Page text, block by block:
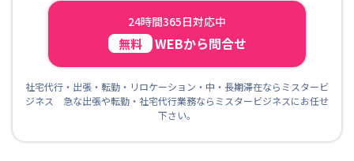
24時間365日対応中
無料 WEBから問合せ
社宅代行・出張・転勤・リロケーション・中・長期滞在ならミスタービ
ジネス 急な出張や転勤・社宅代行業務ならミスタービジネスにお任せ
下さい。